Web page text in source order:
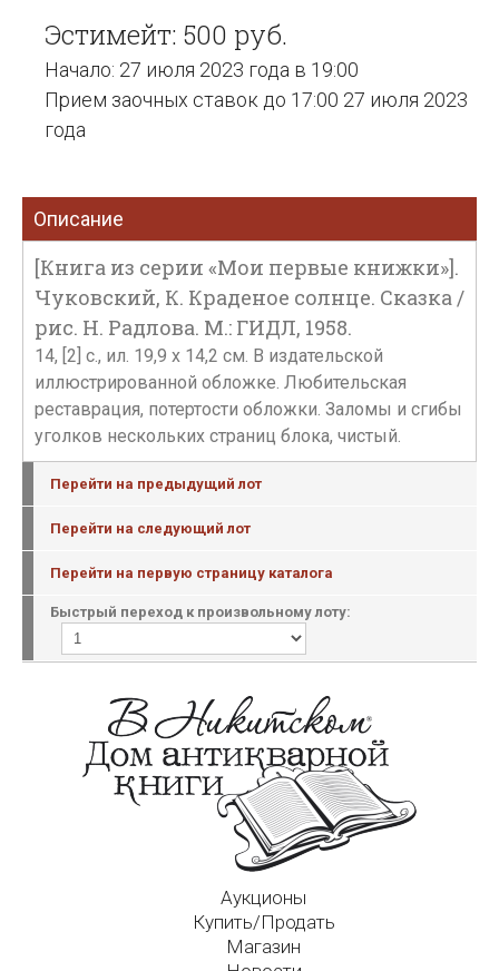
Эстимейт: 500 руб.
Начало: 27 июля 2023 года в 19:00
Прием заочных ставок до 17:00 27 июля 2023
года
Описание
[Книга из серии «Мои первые книжки»].
Чуковский, К. Краденое солнце. Сказка /
рис. Н. Радлова. М.: ГИДЛ, 1958.
14, [2] с., ил. 19,9 х 14,2 см. В издательской
иллюстрированной обложке. Любительская
реставрация, потертости обложки. Заломы и сгибы
уголков нескольких страниц блока, чистый.
Перейти на предыдущий лот
Перейти на следующий лот
Перейти на первую страницу каталога
Быстрый переход к произвольному лоту:
Аукционы
Купить/Продать
Магазин